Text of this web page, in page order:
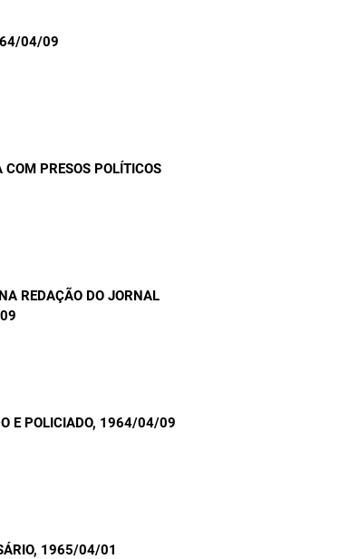
04/09
PRESOS POLÍTICOS
REDAÇÃO DO JORNAL
E POLICIADO, 1964/04/09
, 1965/04/01